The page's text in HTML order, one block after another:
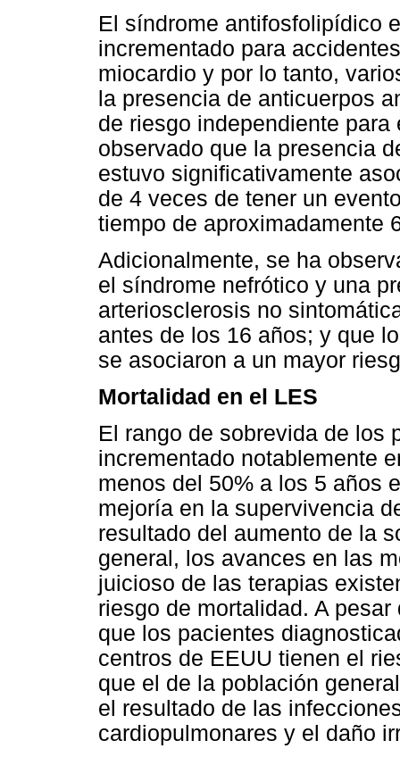
El síndrome antifosfolipídico
incrementado para
miocardio y por lo tanto,
la presencia de anticuerpos
de riesgo independiente
observado que la presencia
estuvo significativamente
de 4 veces de tener un
tiempo de aproximadamente
Adicionalmente, se ha
el síndrome nefrótico y una
arteriosclerosis no
antes de los 16 años; y que
se asociaron a un mayor
Mortalidad en el LES
El rango de sobrevida de los
incrementado notablemente
menos del 50% a los 5 años
mejoría en la supervivencia
resultado del aumento de la
general, los avances en las
juicioso de las terapias
riesgo de mortalidad. A
que los pacientes
centros de EEUU tienen el
que el de la población
el resultado de las
cardiopulmonares y el daño